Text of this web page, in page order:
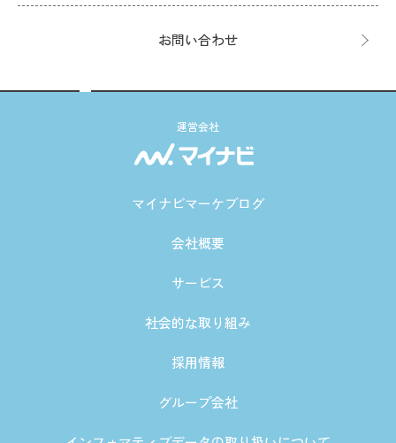
お問い合わせ
運営会社
マイナビマーケブログ
会社概要
サービス
社会的な取り組み
採用情報
グループ会社